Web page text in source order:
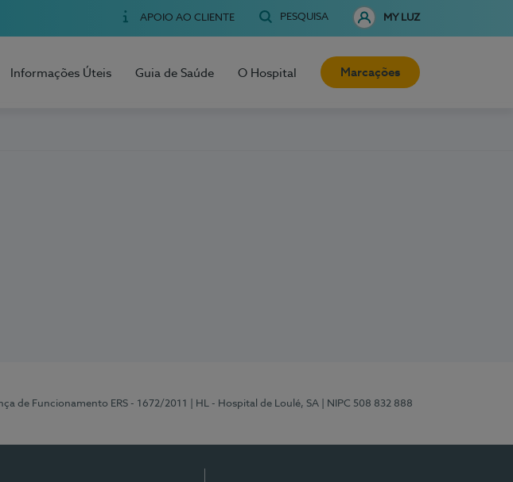
APOIO AO CLIENTE PESQUISA MY LUZ
Informações Úteis Guia de Saúde O Hospital Marcações
de Funcionamento ERS - 1672/2011 | HL - Hospital de Loulé, SA | NIPC 508 832 888